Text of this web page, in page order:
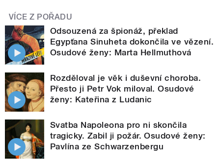
VÍCE Z POŘADU
Odsouzená za špionáž, překlad
Egypťana Sinuheta dokončila ve vězení.
Osudové ženy: Marta Hellmuthová
Rozděloval je věk i duševní choroba.
Přesto ji Petr Vok miloval. Osudové
ženy: Kateřina z Ludanic
Svatba Napoleona pro ni skončila
tragicky. Zabil ji požár. Osudové ženy:
Pavlína ze Schwarzenbergu